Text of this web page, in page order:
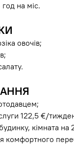
на міс.
овочів;
122,5 €/
кімната на
комфортного